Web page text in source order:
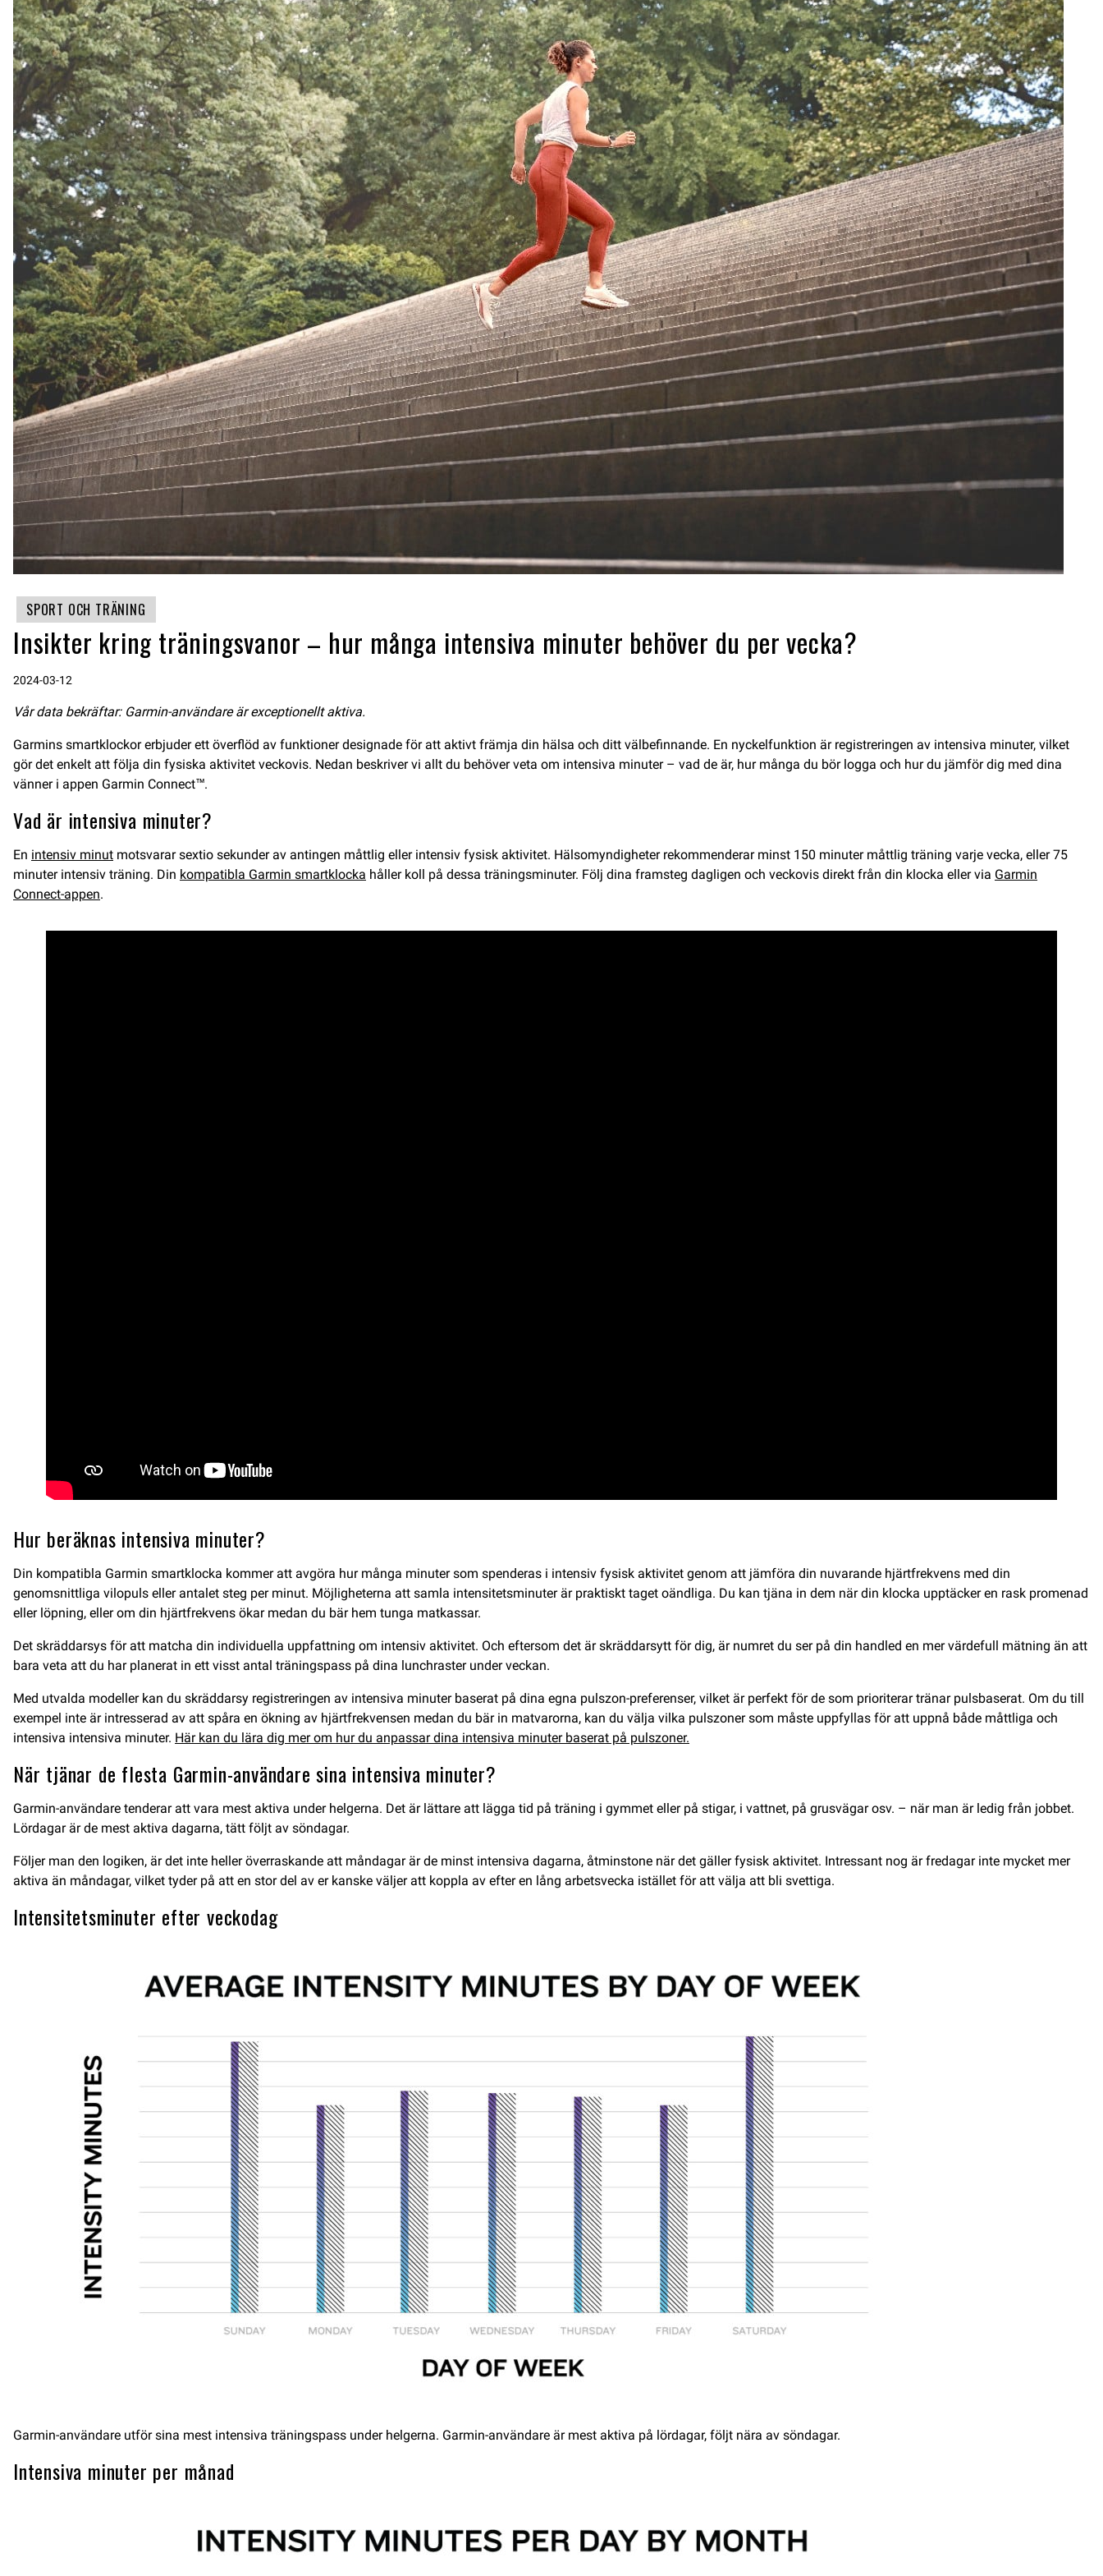
SPORT OCH TRÄNING
Insikter kring träningsvanor – hur många intensiva minuter behöver du per vecka?
2024-03-12
Vår data bekräftar: Garmin-användare är exceptionellt aktiva.
Garmins smartklockor erbjuder ett överflöd av funktioner designade för att aktivt främja din hälsa och ditt välbefinnande. En nyckelfunktion är registreringen av intensiva minuter, vilket
gör det enkelt att följa din fysiska aktivitet veckovis. Nedan beskriver vi allt du behöver veta om intensiva minuter – vad de är, hur många du bör logga och hur du jämför dig med dina
vänner i appen Garmin Connect™.
Vad är intensiva minuter?
En intensiv minut motsvarar sextio sekunder av antingen måttlig eller intensiv fysisk aktivitet. Hälsomyndigheter rekommenderar minst 150 minuter måttlig träning varje vecka, eller 75
minuter intensiv träning. Din kompatibla Garmin smartklocka håller koll på dessa träningsminuter. Följ dina framsteg dagligen och veckovis direkt från din klocka eller via Garmin
Connect-appen.
Hur beräknas intensiva minuter?
Din kompatibla Garmin smartklocka kommer att avgöra hur många minuter som spenderas i intensiv fysisk aktivitet genom att jämföra din nuvarande hjärtfrekvens med din
genomsnittliga vilopuls eller antalet steg per minut. Möjligheterna att samla intensitetsminuter är praktiskt taget oändliga. Du kan tjäna in dem när din klocka upptäcker en rask promenad
eller löpning, eller om din hjärtfrekvens ökar medan du bär hem tunga matkassar.
Det skräddarsys för att matcha din individuella uppfattning om intensiv aktivitet. Och eftersom det är skräddarsytt för dig, är numret du ser på din handled en mer värdefull mätning än att
bara veta att du har planerat in ett visst antal träningspass på dina lunchraster under veckan.
Med utvalda modeller kan du skräddarsy registreringen av intensiva minuter baserat på dina egna pulszon-preferenser, vilket är perfekt för de som prioriterar tränar pulsbaserat. Om du till
exempel inte är intresserad av att spåra en ökning av hjärtfrekvensen medan du bär in matvarorna, kan du välja vilka pulszoner som måste uppfyllas för att uppnå både måttliga och
intensiva intensiva minuter. Här kan du lära dig mer om hur du anpassar dina intensiva minuter baserat på pulszoner.
När tjänar de flesta Garmin-användare sina intensiva minuter?
Garmin-användare tenderar att vara mest aktiva under helgerna. Det är lättare att lägga tid på träning i gymmet eller på stigar, i vattnet, på grusvägar osv. – när man är ledig från jobbet.
Lördagar är de mest aktiva dagarna, tätt följt av söndagar.
Följer man den logiken, är det inte heller överraskande att måndagar är de minst intensiva dagarna, åtminstone när det gäller fysisk aktivitet. Intressant nog är fredagar inte mycket mer
aktiva än måndagar, vilket tyder på att en stor del av er kanske väljer att koppla av efter en lång arbetsvecka istället för att välja att bli svettiga.
Intensitetsminuter efter veckodag
Garmin-användare utför sina mest intensiva träningspass under helgerna. Garmin-användare är mest aktiva på lördagar, följt nära av söndagar.
Intensiva minuter per månad